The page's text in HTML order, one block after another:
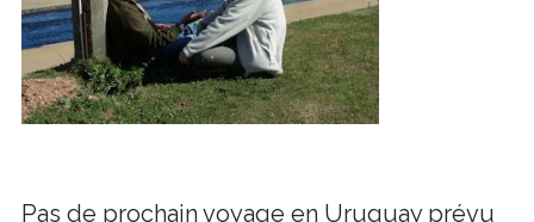
Pas de prochain voyage en Uruguay prévu